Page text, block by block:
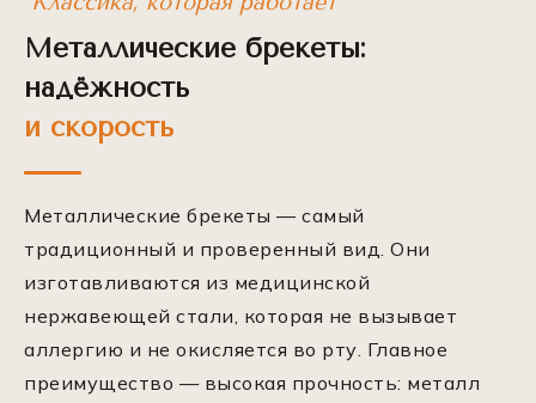
Металлические брекеты:
надёжность
и скорость
Металлические брекеты — самый
традиционный и проверенный вид. Они
изготавливаются из медицинской
нержавеющей стали, которая не вызывает
аллергию и не окисляется во рту. Главное
преимущество — высокая прочность: металл